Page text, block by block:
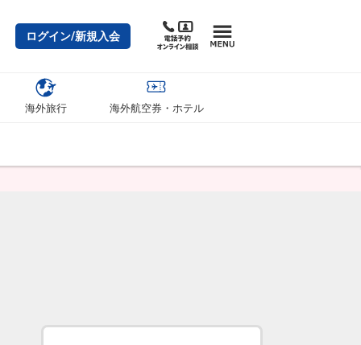
ログイン/新規入会
海外旅行 海外航空券・ホテル